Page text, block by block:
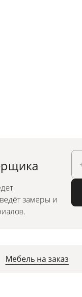
замеры и
Мебель на заказ